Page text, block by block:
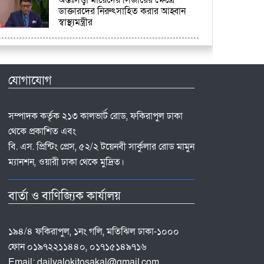
ডাক্তারদের নিরুৎসাহিত করার আহ্বান
স্বাস্থ্যমন্ত্রীর
যোগাযোগ
সম্পাদক কর্তৃক ২১৩ কালভার্ট রোড, ফকিরাপুল ঢাকা
থেকে প্রকাশিত এবং
বি. এস. প্রিন্টিং প্রেস, ৫২/২ টয়েনবী সার্কুলার রোড মামুন
ম্যানশন, ওয়ারী ঢাকা থেকে মুদ্রিত।
বার্তা ও বাণিজ্যিক কার্যালয়
১৯৪/৪ ফকিরাপুল, ১নং গলি, মতিঝিল ঢাকা-১০০০
ফোন ০১৯৭২২১১৪৪০, ০১৭১৫১৪৯৭১৬